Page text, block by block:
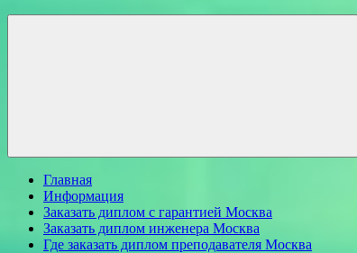
Главная
Информация
Заказать диплом с гарантией Москва
Заказать диплом инженера Москва
Где заказать диплом преподавателя Москва